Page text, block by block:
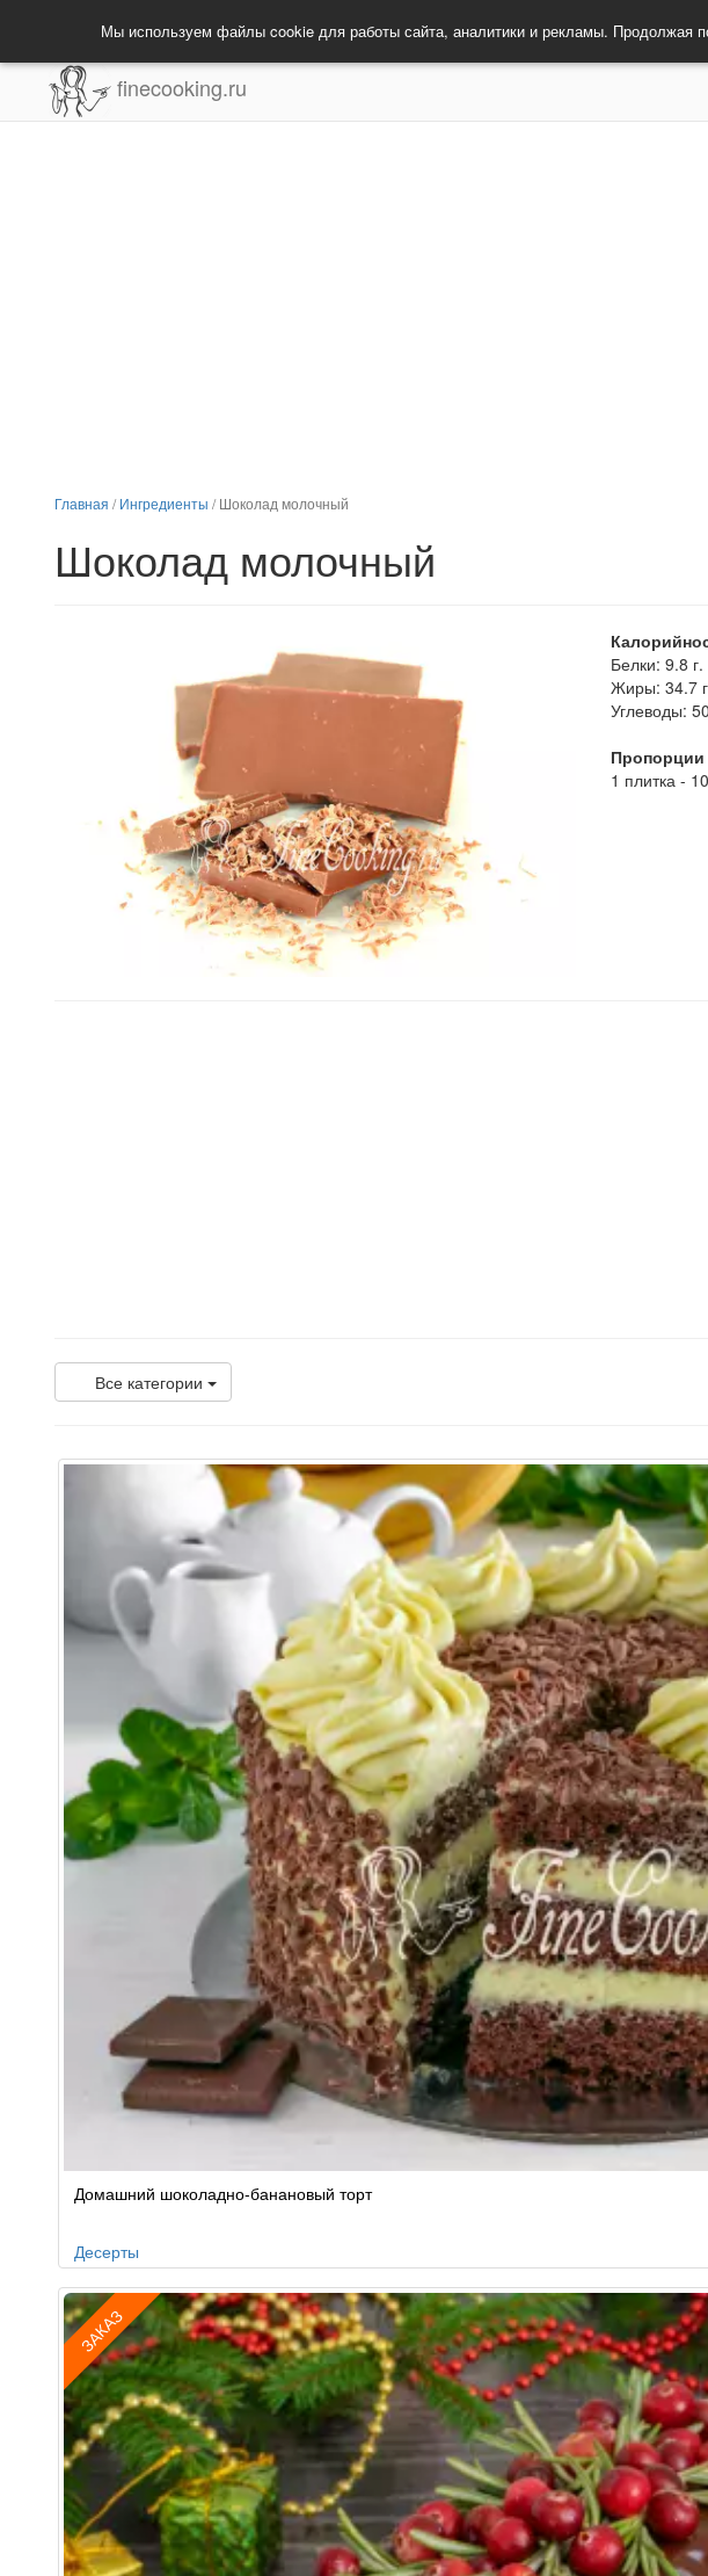
Мы используем файлы cookie для работы сайта, аналитики и рекламы. Продолжая
finecooking.ru
Главная /Ингредиенты /Шоколад молочный
Шоколад молочный
Белки: 9.8 г.
Жиры: 34.7
Углеводы:
Пропорции
1 плитка -
Все категории
Домашний шоколадно-банановый торт
Десерты
ЗАКАЗ